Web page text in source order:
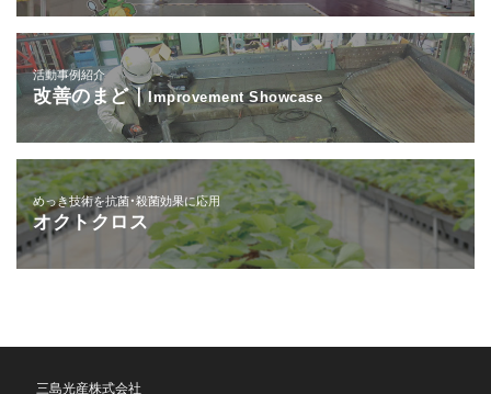
活動事例紹介
改善のまど｜Improvement Showcase
めっき技術を抗菌・殺菌効果に応用
オクトクロス
三島光産株式会社